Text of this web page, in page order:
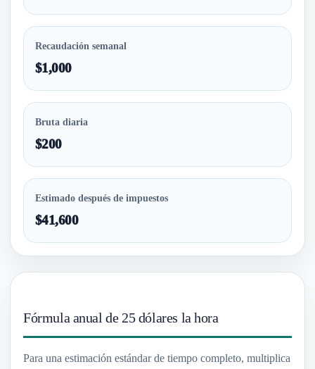
Recaudación semanal
$1,000
Bruta diaria
$200
Estimado después de impuestos
$41,600
Fórmula anual de 25 dólares la hora
Para una estimación estándar de tiempo completo, multiplica